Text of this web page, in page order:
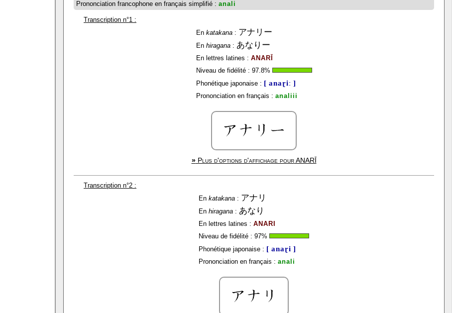
Prononciation francophone en français simplifié : anali
Transcription n°1 :
En katakana: アナリー
En hiragana: あなりー
En lettres latines : ANARĪ
Niveau de fidélité : 97.8%
Phonétique japonaise : [ anaɽiː ]
Prononciation en français : analiii
»Plus d'options d'affichage pourANARĪ
Transcription n°2 :
En katakana : アナリ
En hiragana : あなり
En lettres latines : ANARI
Niveau de fidélité : 97%
Phonétique japonaise : [ anaɽi ]
Prononciation en français : anali